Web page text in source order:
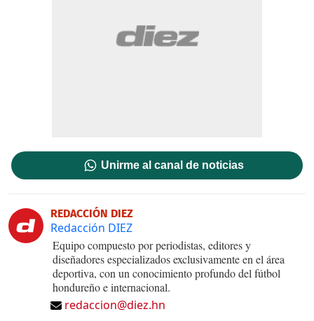
Unirme al canal de noticias
REDACCIÓN DIEZ
Redacción DIEZ
Equipo compuesto por periodistas, editores y
diseñadores especializados exclusivamente en el área
deportiva, con un conocimiento profundo del fútbol
hondureño e internacional.
redaccion@diez.hn